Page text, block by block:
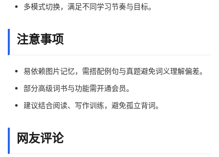
多模式切换，满足不同学习节奏与目标。
注意事项
易依赖图片记忆，需搭配例句与真题避免词义理解偏差。
部分高级词书与功能需开通会员。
建议结合阅读、写作训练，避免孤立背词。
网友评论